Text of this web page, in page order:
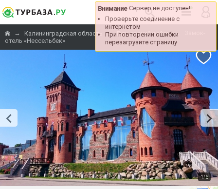
Внимание Сервер не доступен!
Проверьте соединение с
интернетом
При повторении ошибки
перезагрузите страницу
→ Калининградская область → Гурьевский район →
отель «Нессельбек»
1/6